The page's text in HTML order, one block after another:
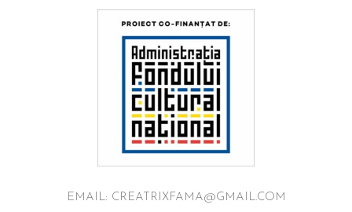
EMAIL: CREATRIXFAMA@GMAIL.COM